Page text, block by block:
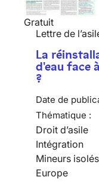
Gratuit
Lettre de
La
d'eau face
?
Date de
Thématique :
Droit d’asile
Intégration
Mineurs
Europe